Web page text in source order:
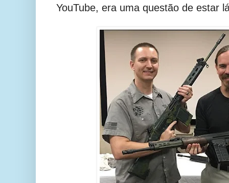
YouTube, era uma questão de estar